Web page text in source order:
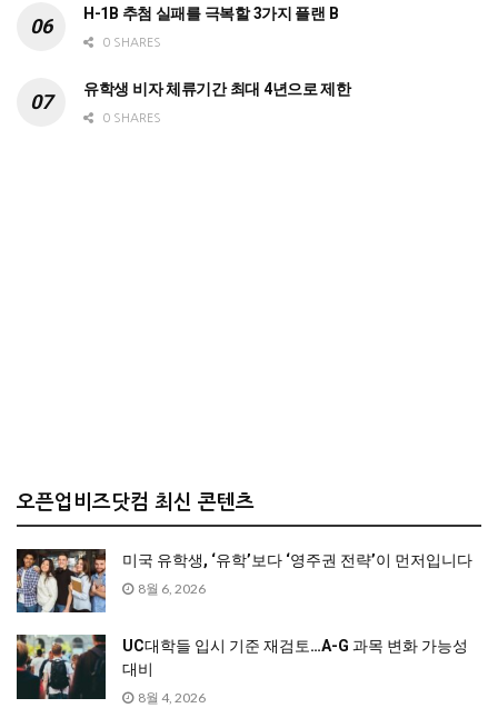
H-1B 추첨 실패를 극복할 3가지 플랜 B
0 SHARES
유학생 비자 체류기간 최대 4년으로 제한
0 SHARES
오픈업비즈닷컴 최신 콘텐츠
미국 유학생, ‘유학’보다 ‘영주권 전략’이 먼저입니다
8월 6, 2026
UC대학들 입시 기준 재검토…A-G 과목 변화 가능성
대비
8월 4, 2026